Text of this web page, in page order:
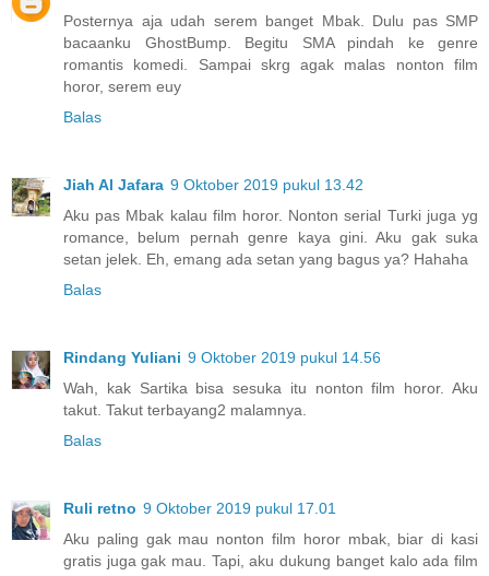
Posternya aja udah serem banget Mbak. Dulu pas SMP
bacaanku GhostBump. Begitu SMA pindah ke genre
romantis komedi. Sampai skrg agak malas nonton film
horor, serem euy
Balas
Jiah Al Jafara 9 Oktober 2019 pukul 13.42
Aku pas Mbak kalau film horor. Nonton serial Turki juga yg
romance, belum pernah genre kaya gini. Aku gak suka
setan jelek. Eh, emang ada setan yang bagus ya? Hahaha
Balas
Rindang Yuliani 9 Oktober 2019 pukul 14.56
Wah, kak Sartika bisa sesuka itu nonton film horor. Aku
takut. Takut terbayang2 malamnya.
Balas
Ruli retno 9 Oktober 2019 pukul 17.01
Aku paling gak mau nonton film horor mbak, biar di kasi
gratis juga gak mau. Tapi, aku dukung banget kalo ada film